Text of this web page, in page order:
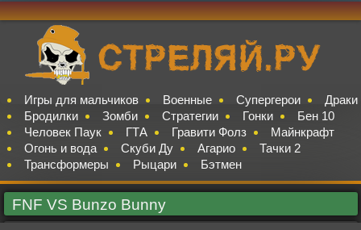
Игры для мальчиков Военные Супергерои
Драки
Бродилки
Зомби Стратегии Гонки
Бен 10
Человек Паук
ГТА Гравити Фолз
Майнкрафт
Огонь и вода
Скуби Ду Агарио
Тачки 2
Трансформеры
Рыцари Бэтмен
FNF VS Bunzo Bunny